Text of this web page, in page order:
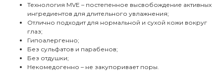
Технология MVE – постепенное высвобождение активных
ингредиентов для длительного увлажнения;
Отлично подходит для нормальной и сухой кожи вокруг
глаз;
Гипоалергенно;
Без сульфатов и парабенов;
Без отдушки;
Некомедогенно – не закупоривает поры.